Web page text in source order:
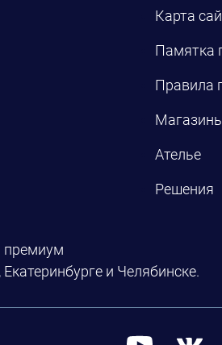
Карта
Памятка
Правила
Ателье
Решения
премиум
и Челябинске.